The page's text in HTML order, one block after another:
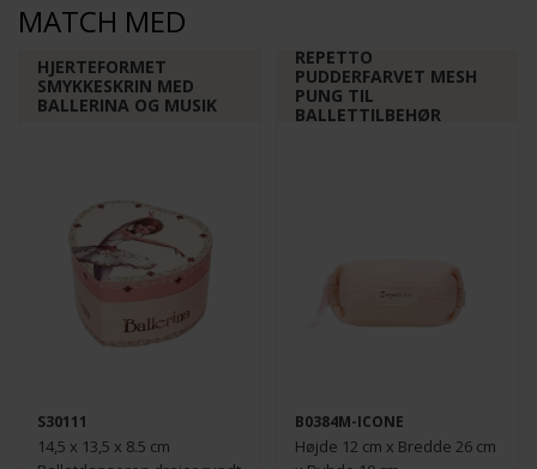
Funktionelle Statistiske
MATCH MED
HJERTEFORMET
SMYKKESKRIN MED
BALLERINA OG MUSIK
S30111
14,5 x 13,5 x 8.5 cm
REPETTO
PUDDERFARVET MESH
PUNG TIL
BALLETTILBEHØR
B0384M-ICONE
Højde 12 cm x Bredde 26 cm